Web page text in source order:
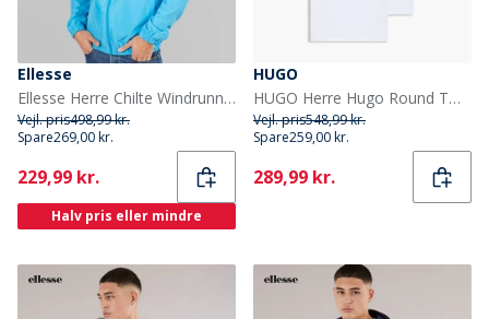
Ellesse
Ellesse Herre Chilte Windrunner Jakke Blå
Vejl. pris498,99 kr.
Spare269,00 kr.
Current
229,99 kr.
Halv pris eller mindre
HUGO
HUGO Herre Hugo Round Two Pakke T Shirts Hvid
Vejl. pris548,99 kr.
Spare259,00 kr.
Current
289,99 kr.